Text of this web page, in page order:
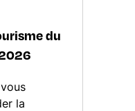
du
la